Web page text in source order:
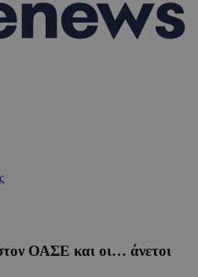
ΟΑΣΕ και οι… άνετοι